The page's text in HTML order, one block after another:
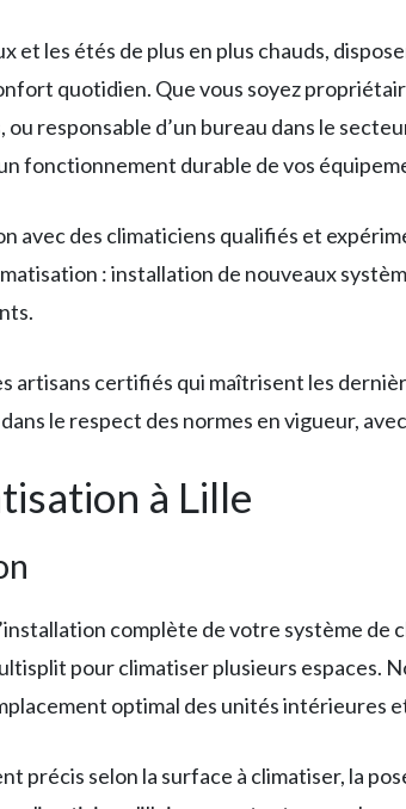
et les étés de plus en plus chauds,
quotidien. Que vous soyez
responsable d’un bureau dans le
fonctionnement durable de vos
avec des climaticiens qualifiés et
: installation de nouveaux
artisans certifiés qui maîtrisent les
le respect des normes en vigueur,
à Lille
complète de votre système de
pour climatiser plusieurs
optimal des unités intérieures
précis selon la surface à climatiser, la